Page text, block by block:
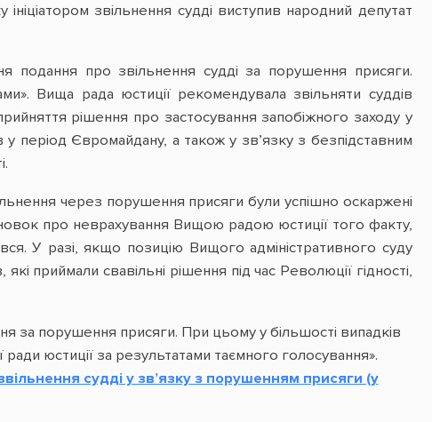
звільнення судді виступив народний депутат
подання про звільнення судді за порушення присяги.
Вища рада юстиції рекомендувала звільняти суддів
рішення про застосування запобіжного заходу у
у період Євромайдану, а також у зв’язку з безпідставним
через порушення присяги були успішно оскаржені
про неврахування Вищою радою юстиції того факту,
У разі, якщо позицію Вищого адміністративного суду
приймали свавільні рішення під час Революції гідності,
за порушення присяги. При цьому у більшості випадків
юстиції за результатами таємного голосування».
судді у зв’язку з порушенням присяги (у